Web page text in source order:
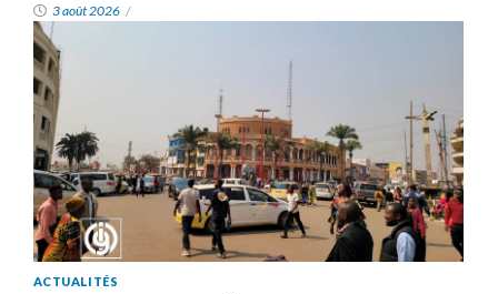
3 août 2026 /
ACTUALITÉS